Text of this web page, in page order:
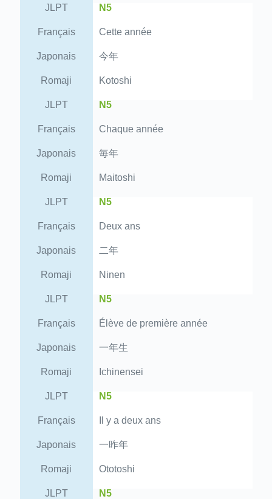
JLPT N5
Français Cette année
Japonais 今年
Romaji Kotoshi
JLPT N5
Français Chaque année
Japonais 毎年
Romaji Maitoshi
JLPT N5
Français Deux ans
Japonais 二年
Romaji Ninen
JLPT N5
Français Élève de première année
Japonais 一年生
Romaji Ichinensei
JLPT N5
Français Il y a deux ans
Japonais 一昨年
Romaji Ototoshi
JLPT N5